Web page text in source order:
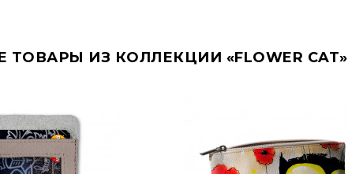
ТОВАРЫ ИЗ КОЛЛЕКЦИИ «FLOWER CAT»